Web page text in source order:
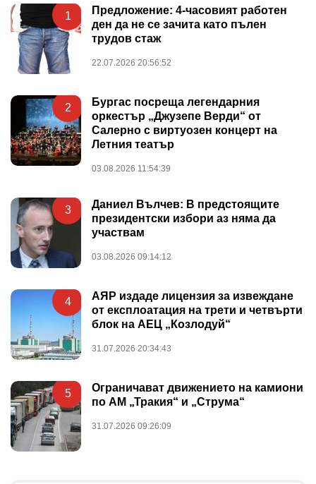
1
Предложение: 4-часовият работен
ден да не се зачита като пълен
трудов стаж
22.07.2026 20:56:52
2
Бургас посреща легендарния
оркестър „Джузепе Верди“ от
Салерно с виртуозен концерт на
Летния театър
03.08.2026 11:54:39
3
Даниел Вълчев: В предстоящите
президентски избори аз няма да
участвам
03.08.2026 09:14:12
4
АЯР издаде лицензия за извеждане
от експлоатация на трети и четвърти
блок на АЕЦ „Козлодуй“
31.07.2026 20:34:43
5
Ограничават движението на камиони
по АМ „Тракия“ и „Струма“
31.07.2026 09:26:09